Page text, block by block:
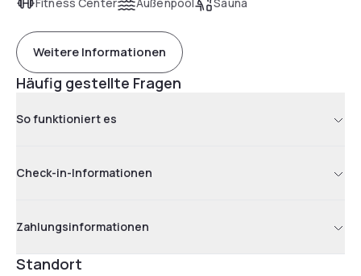
Weitere Informationen
Häufig gestellte Fragen
So funktioniert es
Check-in-Informationen
Zahlungsinformationen
Standort